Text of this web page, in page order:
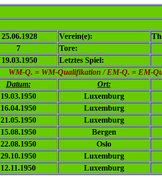
25.06.1928 Verein(e):
7 Tore:
19.03.1950 Letztes Spiel:
WM-Q. = WM-Qualifikation / EM-Q. = EM-
Datum: Ort:
19.03.1950 Luxemburg
16.04.1950 Luxemburg
21.05.1950 Luxemburg
15.08.1950 Bergen
22.08.1950 Oslo
29.10.1950 Luxemburg
12.11.1950 Luxemburg